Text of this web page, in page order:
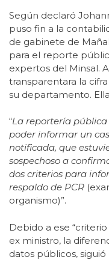
Según declaró
puso fin a la
de gabinete de
para el reporte
expertos del Minsal.
transparentara la
su departamento.
“La reportería
poder informar un
notificada, que
sospechoso a
dos criterios para
respaldo de PCR
organismo)”.
Debido a ese
ex ministro, la
datos públicos,